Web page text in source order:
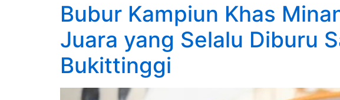
Bubur Kampiun Khas
Juara yang Selalu Diburu
Bukittinggi